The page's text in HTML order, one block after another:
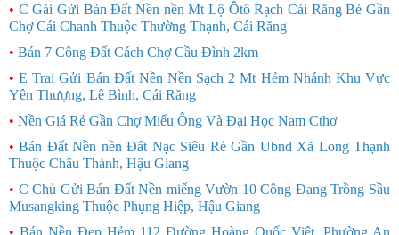
• C Gái Gửi Bán Đất Nền nền Mt Lộ Ôtô Rạch Cái Răng Bé Gần
Chợ Cái Chanh Thuộc Thường Thạnh, Cái Răng
• Bán 7 Công Đất Cách Chợ Cầu Đình 2km
•E Trai Gửi Bán Đất Nền Nền Sạch 2 Mt Hẻm Nhánh Khu Vực
Yên Thượng, Lê Bình, Cái Răng
• Nền Giá Rẻ Gần Chợ Miểu Ông Và Đại Học Nam Cthơ
•Bán Đất Nền nền Đất Nạc Siêu Rẻ Gần Ubnd Xã Long Thạnh
Thuộc Châu Thành, Hậu Giang
• C Chủ Gửi Bán Đất Nền miếng Vườn 10 Công Đang Trồng Sầu
Musangking Thuộc Phụng Hiệp, Hậu Giang